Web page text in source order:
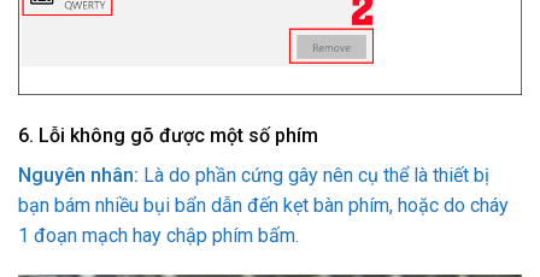
6. Lỗi không gõ được một số phím
Nguyên nhân: Là do phần cứng gây nên cụ thể là thiết bị
bạn bám nhiều bụi bẩn dẫn đến kẹt bàn phím, hoặc do cháy
1 đoạn mạch hay chập phím bấm.